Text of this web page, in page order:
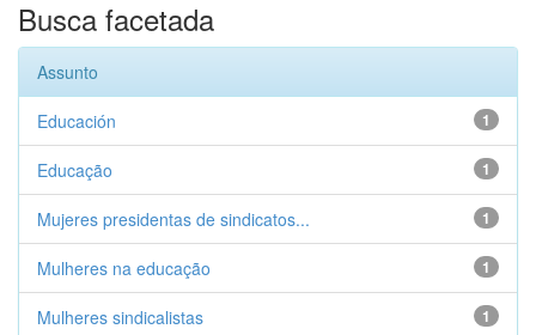
Busca facetada
Assunto
1
Educación
1
Educação
1
Mujeres presidentas de sindicatos...
1
Mulheres na educação
1
Mulheres sindicalistas